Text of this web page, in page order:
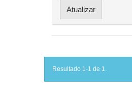
Resultado 1-1 de 1.